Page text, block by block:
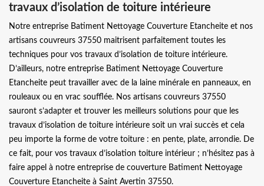
travaux d’isolation de toiture intérieure
Notre entreprise Batiment Nettoyage Couverture Etancheite et nos
artisans couvreurs 37550 maitrisent parfaitement toutes les
techniques pour vos travaux d’isolation de toiture intérieure.
D’ailleurs, notre entreprise Batiment Nettoyage Couverture
Etancheite peut travailler avec de la laine minérale en panneaux, en
rouleaux ou en vrac soufflée. Nos artisans couvreurs 37550
sauront s’adapter et trouver les meilleurs solutions pour que les
travaux d’isolation de toiture intérieure soit un vrai succès et cela
peu importe la forme de votre toiture : en pente, plate, arrondie. De
ce fait, pour vos travaux d’isolation toiture intérieur ; n’hésitez pas à
faire appel à notre entreprise de couverture Batiment Nettoyage
Couverture Etancheite à Saint Avertin 37550.